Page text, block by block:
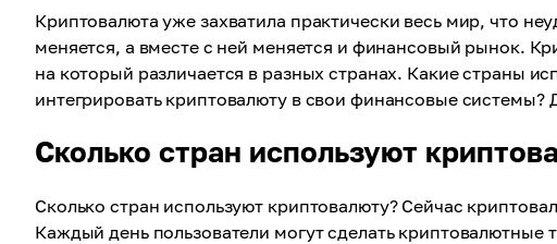
Криптовалюта уже захватила практически весь мир, что
меняется, а вместе с ней меняется и финансовый рынок.
на который различается в разных странах. Какие страны
интегрировать криптовалюту в свои финансовые
Сколько стран используют
Сколько стран используют криптовалюту? Сейчас
Каждый день пользователи могут сделать